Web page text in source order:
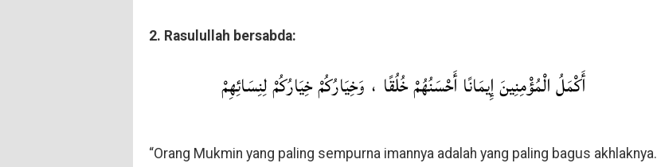
2. Rasulullah bersabda:
أَكْمَلُ الْمُؤْمِنِينَ إِيمَانًا أَحْسَنُهُمْ خُلُقًا ، وَخِيَارُكُمْ خِيَارُكُمْ لِنِسَائِهِمْ
“Orang Mukmin yang paling sempurna imannya adalah yang paling bagus akhlaknya.